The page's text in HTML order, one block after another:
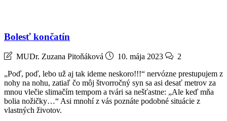
Bolesť končatín
MUDr. Zuzana Pitoňáková 10. mája 2023
2
„Poď, poď, lebo už aj tak ideme neskoro!!!“ nervózne prestupujem z
nohy na nohu, zatiaľ čo môj štvorročný syn sa asi desať metrov za
mnou vlečie slimačím tempom a tvári sa nešťastne: „Ale keď mňa
bolia nožičky…“ Asi mnohí z vás poznáte podobné situácie z
vlastných životov.